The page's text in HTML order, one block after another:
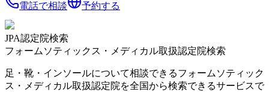
電話で相談
予約する
JPA認定院検索
フォームソティックス・メディカル取扱認定院検索
足・靴・インソールについて相談できるフォームソティック
ス・メディカル取扱認定院を全国から検索できるサービスで